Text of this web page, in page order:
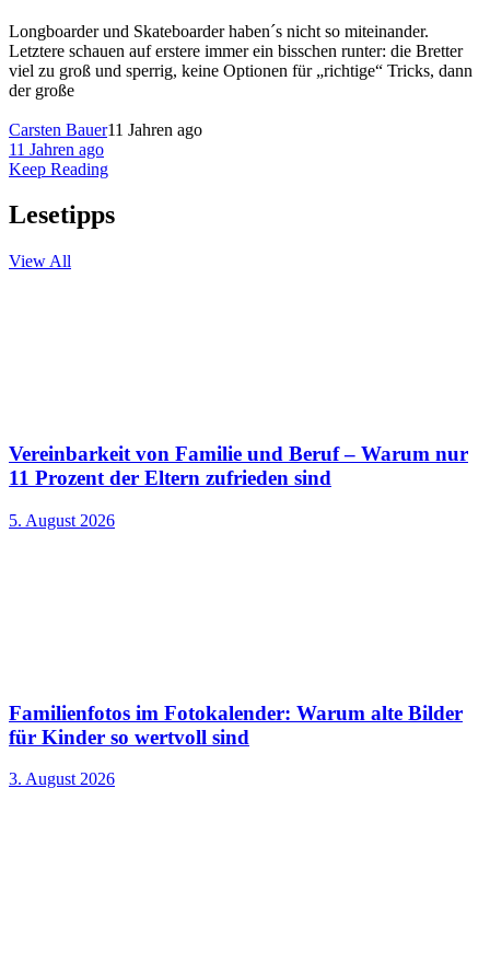
Longboarder und Skateboarder haben´s nicht so miteinander.
Letztere schauen auf erstere immer ein bisschen runter: die Bretter
viel zu groß und sperrig, keine Optionen für „richtige“ Tricks, dann
der große
Carsten Bauer11 Jahren ago
11 Jahren ago
Keep Reading
Lesetipps
View All
Vereinbarkeit von Familie und Beruf – Warum nur
11 Prozent der Eltern zufrieden sind
5. August 2026
Familienfotos im Fotokalender: Warum alte Bilder
für Kinder so wertvoll sind
3. August 2026